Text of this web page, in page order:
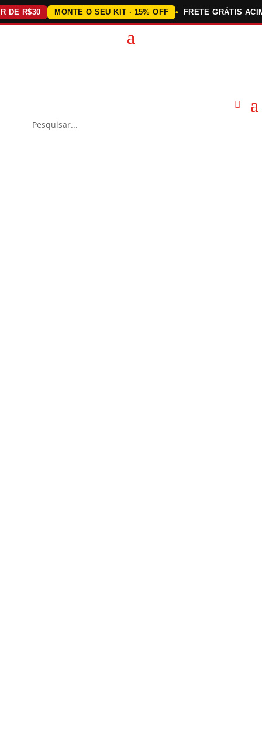
R$30 MONTE O SEU KIT · 15% OFF FRETE GRÁTIS ACIMA